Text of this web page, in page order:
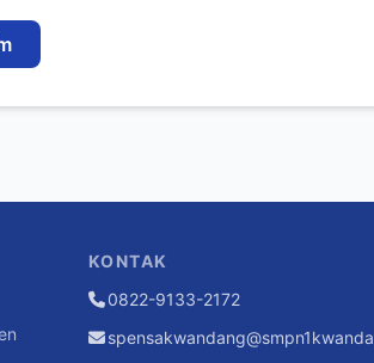
KONTAK
0822-9133-2172